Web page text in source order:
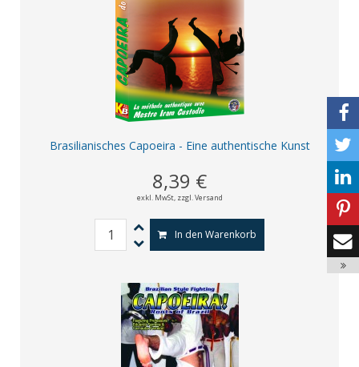
Brasilianisches Capoeira - Eine authentische Kunst
8,39 €
exkl. MwSt, zzgl. Versand
In den Warenkorb